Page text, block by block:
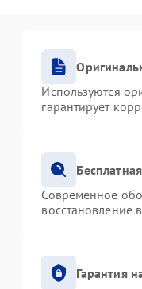
Используются
гарантирует
Современное
восстановление
Гарантия